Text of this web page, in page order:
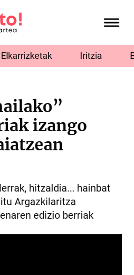
Elkarrizketak Iritzia
izango
hitzaldia... hainbat
Argazkilaritza
edizio berriak